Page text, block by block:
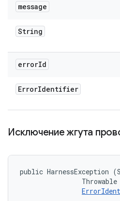
message
String
errorId
ErrorIdentifier
Исключение жгута
public HarnessException
Throwable